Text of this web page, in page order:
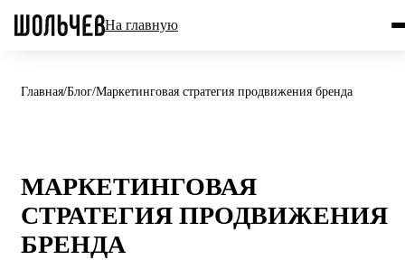
На главную
Главная/Блог/Маркетинговая стратегия продвижения бренда
МАРКЕТИНГОВАЯ
СТРАТЕГИЯ ПРОДВИЖЕНИЯ
БРЕНДА